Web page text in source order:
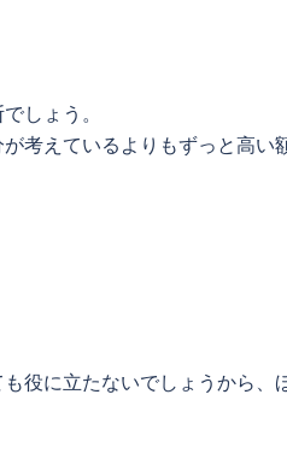
しょう。
考えているよりもずっと高い
役に立たないでしょうから、